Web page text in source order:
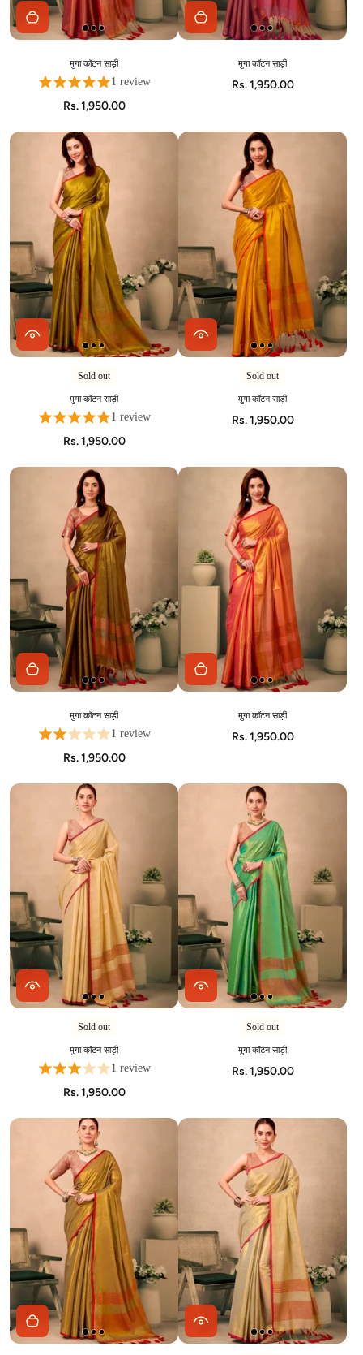
मुगा कॉटन साड़ी
1 review
Rs. 1,950.00
मुगा कॉटन साड़ी
Rs. 1,950.00
Sold out
मुगा कॉटन साड़ी
1 review
Rs. 1,950.00
Sold out
मुगा कॉटन साड़ी
Rs. 1,950.00
मुगा कॉटन साड़ी
1 review
Rs. 1,950.00
मुगा कॉटन साड़ी
Rs. 1,950.00
Sold out
मुगा कॉटन साड़ी
1 review
Rs. 1,950.00
Sold out
मुगा कॉटन साड़ी
Rs. 1,950.00